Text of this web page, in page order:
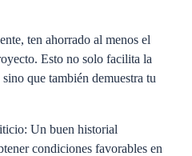
ten ahorrado al menos el
Esto no solo facilita la
que también demuestra tu
Un buen historial
condiciones favorables en